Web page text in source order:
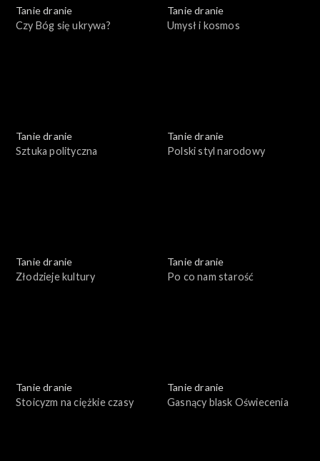
Tanie dranie
Czy Bóg się ukrywa?
Tanie dranie
Umysł i kosmos
Tanie dranie
Sztuka polityczna
Tanie dranie
Polski styl narodowy
Tanie dranie
Złodzieje kultury
Tanie dranie
Po co nam starość
Tanie dranie
Stoicyzm na ciężkie czasy
Tanie dranie
Gasnący blask Oświecenia